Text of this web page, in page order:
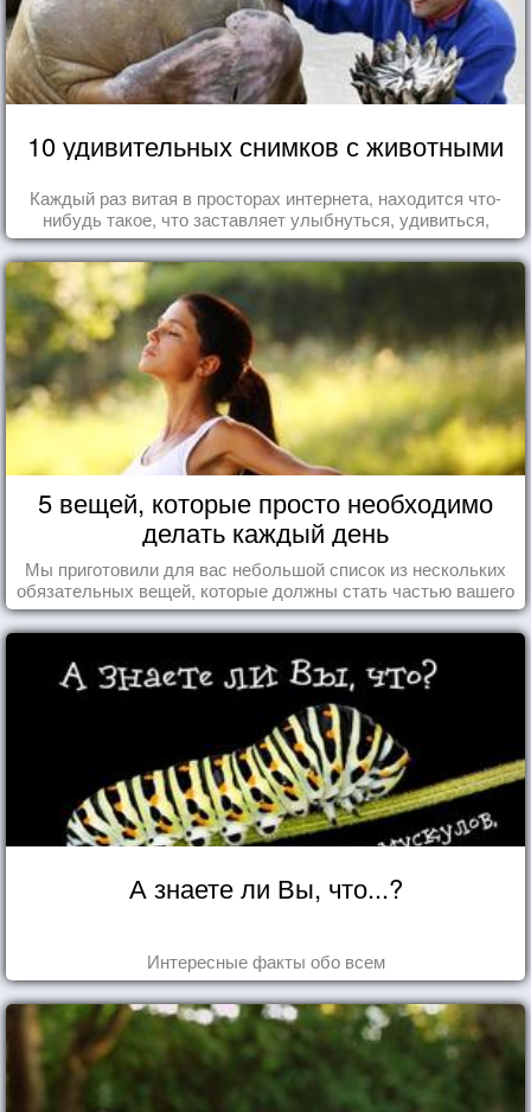
10 удивительных снимков с животными
Каждый раз витая в просторах интернета, находится что-
нибудь такое, что заставляет улыбнуться, удивиться,
восхититься...
5 вещей, которые просто необходимо
делать каждый день
Мы приготовили для вас небольшой список из нескольких
обязательных вещей, которые должны стать частью вашего
дня.
А знаете ли Вы, что...?
Интересные факты обо всем